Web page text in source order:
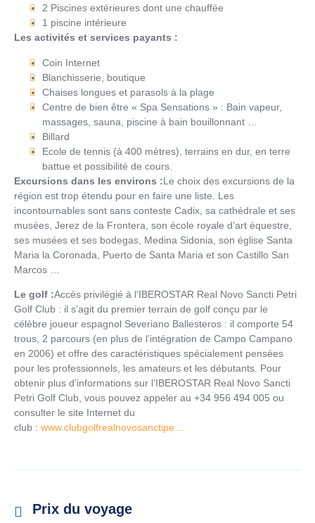
2 Piscines extérieures dont une chauffée
1 piscine intérieure
Les activités et services payants :
Coin Internet
Blanchisserie, boutique
Chaises longues et parasols à la plage
Centre de bien être « Spa Sensations » : Bain vapeur,
massages, sauna, piscine à bain bouillonnant …
Billard
Ecole de tennis (à 400 mètres), terrains en dur, en terre
battue et possibilité de cours.
Excursions dans les environs :Le choix des excursions de la
région est trop étendu pour en faire une liste. Les
incontournables sont sans conteste Cadix, sa cathédrale et ses
musées, Jerez de la Frontera, son école royale d’art équestre,
ses musées et ses bodegas, Medina Sidonia, son église Santa
Maria la Coronada, Puerto de Santa Maria et son Castillo San
Marcos …
Le golf :Accès privilégié à l’IBEROSTAR Real Novo Sancti Petri
Golf Club : il s’agit du premier terrain de golf conçu par le
célèbre joueur espagnol Severiano Ballesteros : il comporte 54
trous, 2 parcours (en plus de l’intégration de Campo Campano
en 2006) et offre des caractéristiques spécialement pensées
pour les professionnels, les amateurs et les débutants. Pour
obtenir plus d’informations sur l’IBEROSTAR Real Novo Sancti
Petri Golf Club, vous pouvez appeler au +34 956 494 005 ou
consulter le site Internet du
club : www.clubgolfrealnovosanctipe…
Prix du voyage